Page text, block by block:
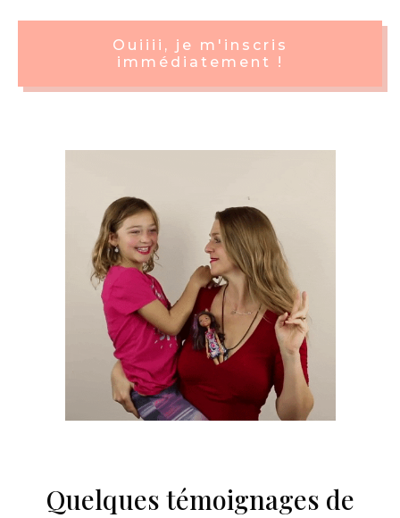
Ouiiii, je m'inscris
immédiatement !
Quelques témoignages de